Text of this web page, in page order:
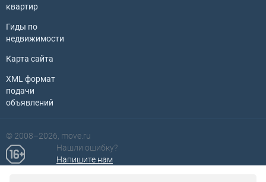
Ваш регион для поиска
США ?
квартир
Гиды по
недвижимости
Карта сайта
XML формат
подачи
объявлений
© 2008–2026, move.ru
Нашли ошибку?
Напишите нам